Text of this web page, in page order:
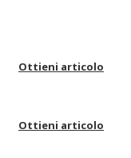
Ottieni articolo
Ottieni articolo